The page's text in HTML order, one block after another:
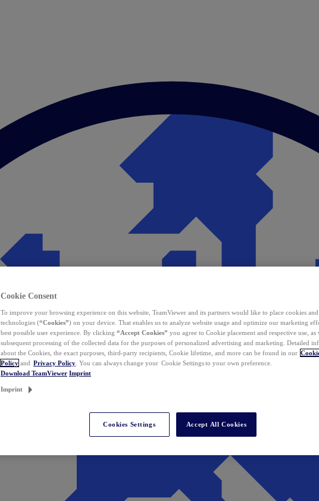
Cookie Consent
To improve your browsing experience on this website, TeamViewer and its partners would like to place cookies
technologies (“Cookies”) on your device. That enables us to analyze website usage and optimize our marketing
best possible user experience. By clicking “Accept Cookies” you agree to Cookie placement and respective use, as
subsequent processing of the collected data for the purposes of personalized advertising and marketing. Detailed
about the Cookies, the exact purposes, third-party recipients, Cookie lifetime, and more can be found in our
Policy and Privacy Policy . You can always change your Cookie Settings to your own preference.
Download TeamViewer Imprint
Imprint
Cookies Settings Accept All Cookies